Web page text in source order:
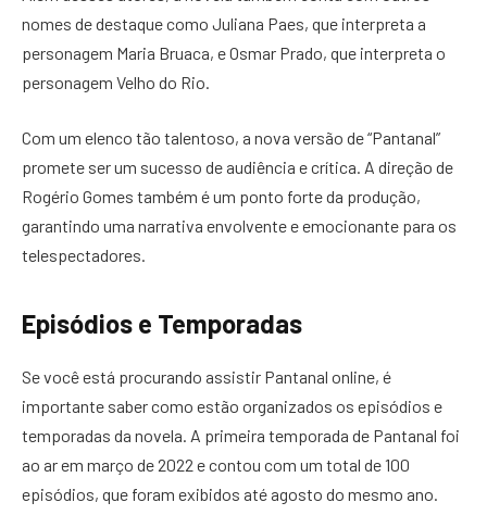
nomes de destaque como Juliana Paes, que interpreta a
personagem Maria Bruaca, e Osmar Prado, que interpreta o
personagem Velho do Rio.
Com um elenco tão talentoso, a nova versão de “Pantanal”
promete ser um sucesso de audiência e crítica. A direção de
Rogério Gomes também é um ponto forte da produção,
garantindo uma narrativa envolvente e emocionante para os
telespectadores.
Episódios e Temporadas
Se você está procurando assistir Pantanal online, é
importante saber como estão organizados os episódios e
temporadas da novela. A primeira temporada de Pantanal foi
ao ar em março de 2022 e contou com um total de 100
episódios, que foram exibidos até agosto do mesmo ano.